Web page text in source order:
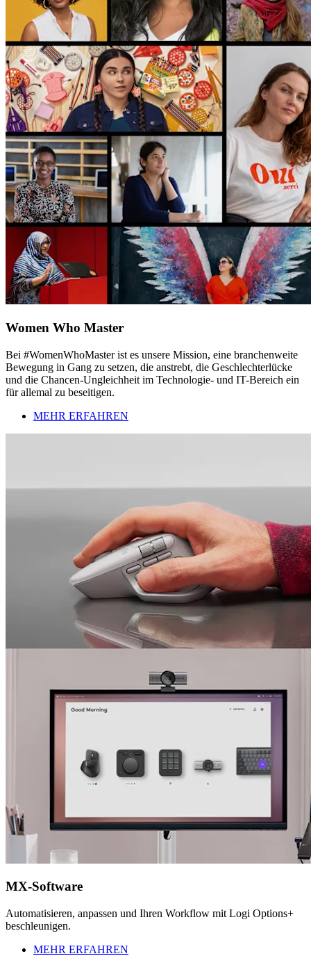
Women Who Master
Bei #WomenWhoMaster ist es unsere Mission, eine branchenweite
Bewegung in Gang zu setzen, die anstrebt, die Geschlechterlücke
und die Chancen-Ungleichheit im Technologie- und IT-Bereich ein
für allemal zu beseitigen.
MEHR ERFAHREN
MX-Software
Automatisieren, anpassen und Ihren Workflow mit Logi Options+
beschleunigen.
MEHR ERFAHREN